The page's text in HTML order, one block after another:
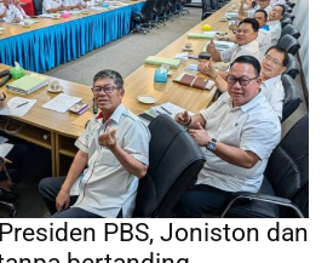
PBS, Joniston dan